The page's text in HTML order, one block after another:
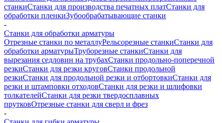
станкиСтанки для производства печатных платСтанки для
обработки пленкиЗубообрабатывающие станки
-
Станки для обработки арматуры
Отрезные станки по металлуРельсорезные станкиСтанки для
обработки арматурыТруборезные станкиСтанки для
вырезания седловин на трубаxСтанки продольно-поперечной
резкиСтанки для резки круговСтанки продольной
резкиСтанки для продольной резки и отбортовкиСтанки для
резки и штамповки отходовСтанки для резки и шлифовки
толкателейСтанки для резки твердосплавных
прутковОтрезные станки для сверл и фрез
-